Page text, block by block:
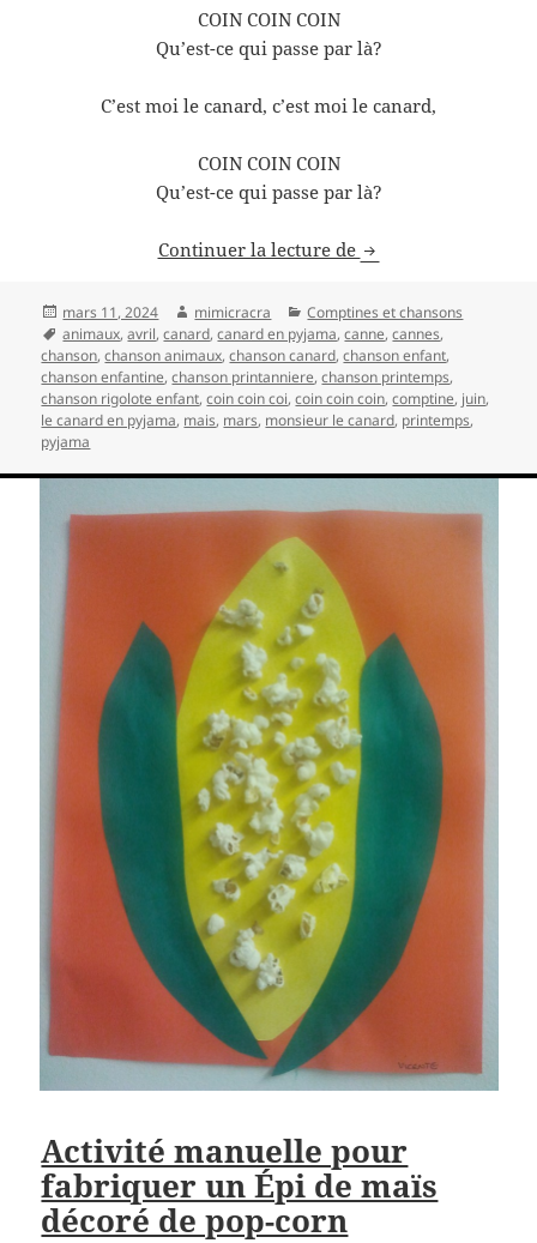
COIN COIN COIN
Qu’est-ce qui passe par là?
C’est moi le canard, c’est moi le canard,
COIN COIN COIN
Qu’est-ce qui passe par là?
Continuer la lecture de Chanson enfantine
Publié
le
mars 11, 2024 Auteur
mimicracra Catégories
Comptines et chansons
Mots-
clés
animaux,avril,canard,canard en pyjama,canne,cannes,
chanson,chanson animaux,chanson canard,chanson enfant,
chanson enfantine,chanson printanniere,chanson printemps,
chanson rigolote enfant,coin coin coi,coin coin coin,comptine, juin,
le canard en pyjama, mais, mars, monsieur le canard, printemps,
pyjama
Activité manuelle pour
fabriquer un Épi de maïs
décoré de pop-corn